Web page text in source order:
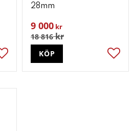
Lägg till i favoriter
28mm
9 000 kr
18 816kr
KÖP